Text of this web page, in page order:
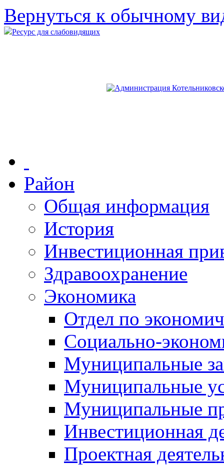
Вернуться к обычному
Ресурс для слабовидящих
Район
Общая информация
История
Инвестиционная
Здравоохранение
Экономика
Отдел по
Социально-
Муниципальные
Муниципальные
Муниципальные
Инвестиционная
Проектная